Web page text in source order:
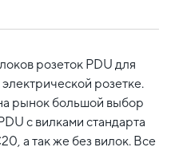
розеток PDU для
розетке.
рынок большой выбор
с вилками стандарта
а так же без вилок. Все